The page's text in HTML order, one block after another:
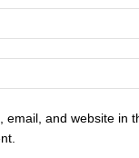
email, and website in